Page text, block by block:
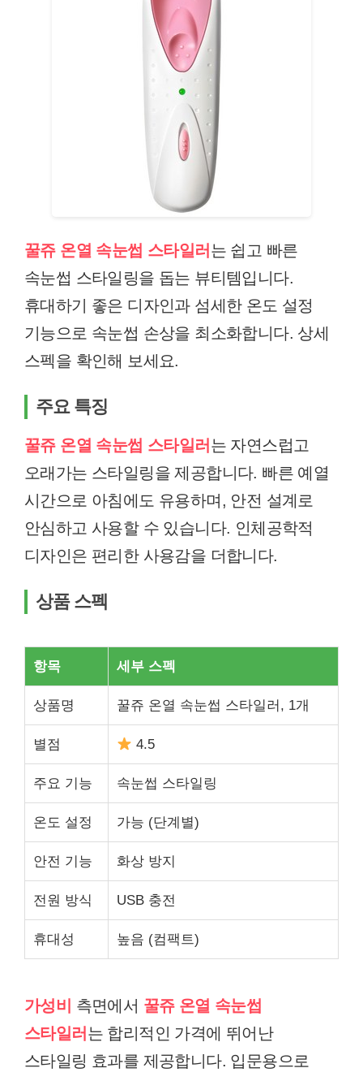
꿀쥬 온열 속눈썹 스타일러 는 쉽고 빠른
속눈썹 스타일링을 돕는 뷰티템입니다.
휴대하기 좋은 디자인과 섬세한 온도 설정
기능으로 속눈썹 손상을 최소화합니다. 상세
스펙을 확인해 보세요.
주요 특징
꿀쥬 온열 속눈썹 스타일러 는 자연스럽고
오래가는 스타일링을 제공합니다. 빠른 예열
시간으로 아침에도 유용하며, 안전 설계로
안심하고 사용할 수 있습니다. 인체공학적
디자인은 편리한 사용감을 더합니다.
상품 스펙
항목 세부 스펙
상품명 꿀쥬 온열 속눈썹 스타일러, 1개
별점 4.5
주요 기능 속눈썹 스타일링
온도 설정 가능 (단계별)
안전 기능 화상 방지
전원 방식 USB 충전
휴대성 높음 (컴팩트)
가성비 측면에서 꿀쥬 온열 속눈썹
스타일러 는 합리적인 가격에 뛰어난
스타일링 효과를 제공합니다. 입문용으로